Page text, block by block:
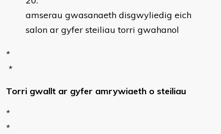
amserau gwasanaeth disgwyliedig eich
salon ar gyfer steiliau torri gwahanol
*
*
Torri gwallt ar gyfer amrywiaeth o steiliau
*
*